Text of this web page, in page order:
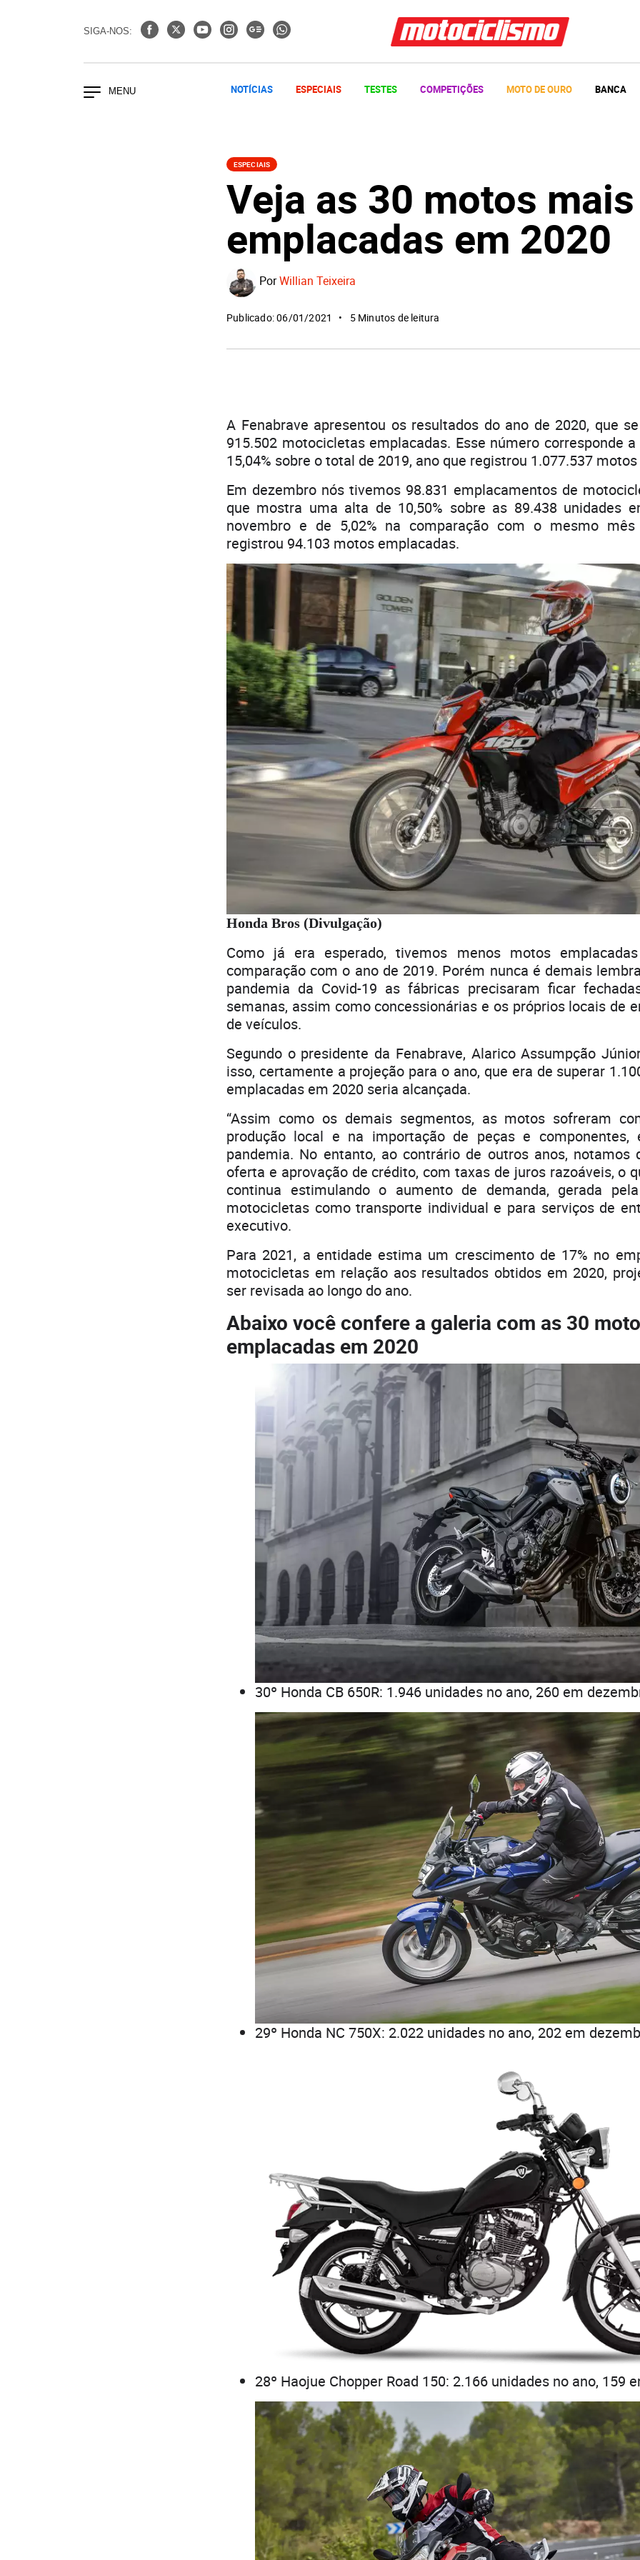
SIGA-NOS:
NOTÍCIAS ESPECIAIS TESTES COMPETIÇÕES MOTO DE OURO BANCA
ESPECIAIS
Veja as 30 motos mais
emplacadas em 2020
PorWillian Teixeira
Publicado: 06/01/2021 5 Minutos de leitura
A Fenabrave apresentou os resultados do ano de 2020, que
915.502 motocicletas emplacadas. Esse número corresponde
15,04% sobre o total de 2019, ano que registrou 1.077.537
Em dezembro nós tivemos 98.831 emplacamentos de
que mostra uma alta de 10,50% sobre as 89.438 unidades
novembro e de 5,02% na comparação com o mesmo
registrou 94.103 motos emplacadas.
Honda Bros (Divulgação)
Como já era esperado, tivemos menos motos
comparação com o ano de 2019. Porém nunca é demais
pandemia da Covid-19 as fábricas precisaram ficar
semanas, assim como concessionárias e os próprios locais de
de veículos.
Segundo o presidente da Fenabrave, Alarico Assumpção
isso, certamente a projeção para o ano, que era de superar
emplacadas em 2020 seria alcançada.
“Assim como os demais segmentos, as motos sofreram
produção local e na importação de peças e componentes,
pandemia. No entanto, ao contrário de outros anos, notamos
oferta e aprovação de crédito, com taxas de juros razoáveis, o
continua estimulando o aumento de demanda, gerada
motocicletas como transporte individual e para serviços de
executivo.
Para 2021, a entidade estima um crescimento de 17% no
motocicletas em relação aos resultados obtidos em 2020,
ser revisada ao longo do ano.
Abaixo você confere a galeria com as 30
emplacadas em 2020
30º Honda CB 650R: 1.946 unidades no ano, 260 em
29º Honda NC 750X: 2.022 unidades no ano, 202 em
28º Haojue Chopper Road 150: 2.166 unidades no ano, 159